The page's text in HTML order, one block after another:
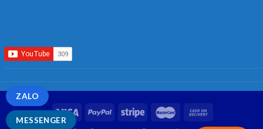
MESSENGER
ZALO